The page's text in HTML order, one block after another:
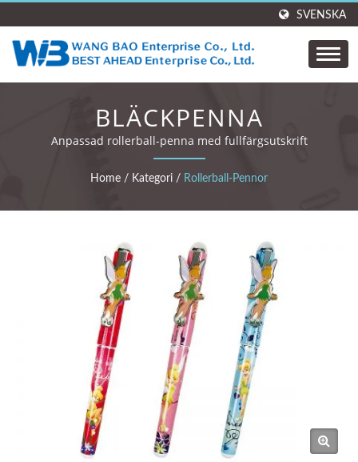
SVENSKA
BLÄCKPENNA
Anpassad rollerball-penna med fullfärgsutskrift
Home / Kategori / Rollerball-Pennor